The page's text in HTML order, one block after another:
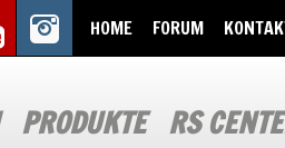
HOME FORUM
PRODUKTE RS